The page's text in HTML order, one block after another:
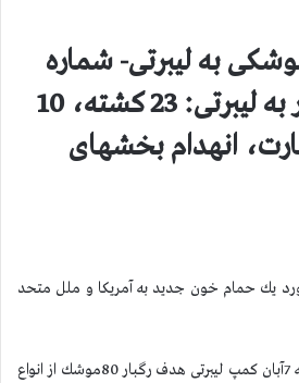
به لیبرتی- شماره
12 ,حمله مرگبار به لیبرتی: 23 كشته، 10
انهدام بخشهای
یك حمام خون جدید به آمریكا و ملل متحد
ساعت 19و 40دقیقه پنجشنبه 7آبان كمپ لیبرتی هدف رگبار 80موشك از انواع